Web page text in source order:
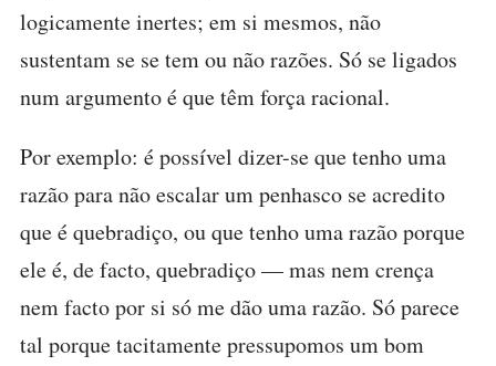
logicamente inertes; em si mesmos, não
sustentam se se tem ou não razões. Só se ligados
num argumento é que têm força racional.
Por exemplo: é possível dizer-se que tenho uma
razão para não escalar um penhasco se acredito
que é quebradiço, ou que tenho uma razão porque
ele é, de facto, quebradiço — mas nem crença
nem facto por si só me dão uma razão. Só parece
tal porque tacitamente pressupomos um bom